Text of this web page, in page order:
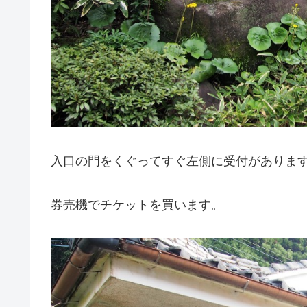
入口の門をくぐってすぐ左側に受付がありま
券売機でチケットを買います。